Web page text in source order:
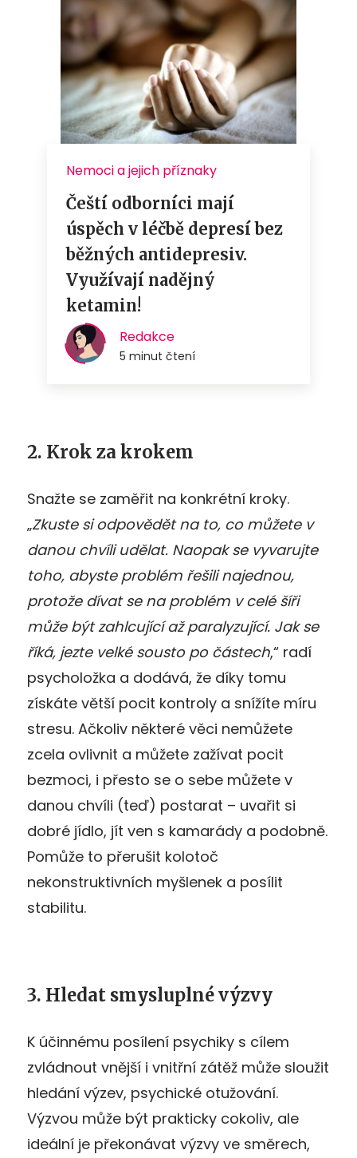
2. Krok za krokem
Snažte se zaměřit na konkrétní kroky.
„Zkuste si odpovědět na to, co můžete v
danou chvíli udělat. Naopak se vyvarujte
toho, abyste problém řešili najednou,
protože dívat se na problém v celé šíři
může být zahlcující až paralyzující. Jak se
říká, jezte velké sousto po částech,“ radí
psycholožka a dodává, že díky tomu
získáte větší pocit kontroly a snížíte míru
stresu. Ačkoliv některé věci nemůžete
zcela ovlivnit a můžete zažívat pocit
bezmoci, i přesto se o sebe můžete v
danou chvíli (teď) postarat – uvařit si
dobré jídlo, jít ven s kamarády a podobně.
Pomůže to přerušit kolotoč
nekonstruktivních myšlenek a posílit
stabilitu.
3. Hledat smysluplné výzvy
K účinnému posílení psychiky s cílem
zvládnout vnější i vnitřní zátěž může sloužit
hledání výzev, psychické otužování.
Výzvou může být prakticky cokoliv, ale
ideální je překonávat výzvy ve směrech,